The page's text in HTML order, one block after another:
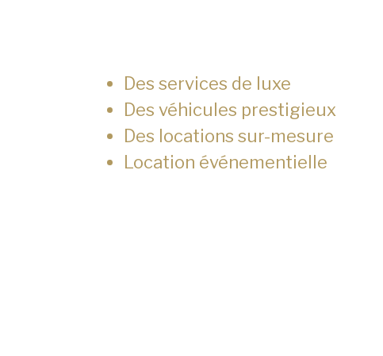
Des services de luxe
Des véhicules prestigieux
Des locations sur-mesure
Location événementielle